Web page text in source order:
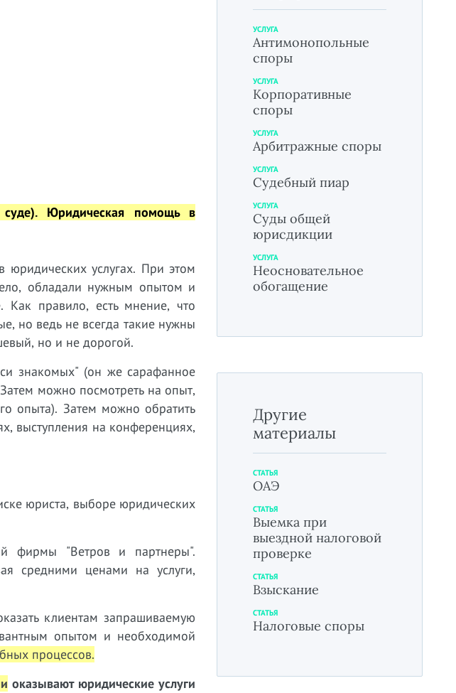
Юридическая помощь в
услугах. При этом
обладали нужным опытом и
Как правило, есть мнение, что
но ведь не всегда такие нужны
но и не дорогой.
знакомых" (он же сарафанное
можно посмотреть на опыт,
опыта). Затем можно обратить
выступления на конференциях,
юриста, выборе юридических
фирмы "Ветров и партнеры".
средними ценами на услуги,
клиентам запрашиваемую
опытом и необходимой
процессов.
оказывают юридические услуги
УСЛУГА
Антимонопольные
споры
УСЛУГА
Корпоративные
споры
УСЛУГА
Арбитражные споры
УСЛУГА
Судебный пиар
УСЛУГА
Суды общей
юрисдикции
УСЛУГА
Неосновательное
обогащение
Другие
материалы
СТАТЬЯ
ОАЭ
СТАТЬЯ
Выемка при
выездной налоговой
проверке
СТАТЬЯ
Взыскание
СТАТЬЯ
Налоговые споры